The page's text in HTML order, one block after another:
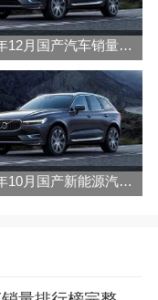
2023年12月国产汽车销量排行榜完整版名单(零售量
2023年10月国产新能源汽车销量排行榜名单及指导价(零售量